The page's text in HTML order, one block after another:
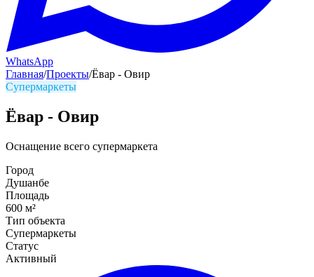
WhatsApp
Главная/Проекты/Ёвар - Овир
Супермаркеты
Ёвар - Овир
Оснащение всего супермаркета
Город
Душанбе
Площадь
600 м²
Тип объекта
Супермаркеты
Статус
Активный